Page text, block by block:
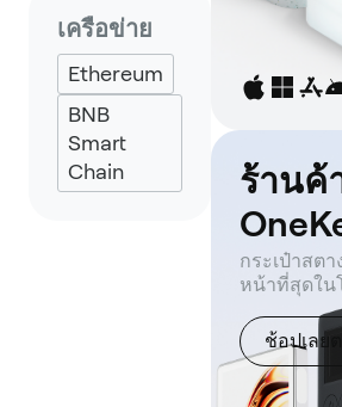
Keplr
Eternl
UniSat
เครือข่าย
Ethereum
BNB
Smart
Chain
ร้านค้
กระเป๋าสต
หน้าที่สุดใน
ช้อปเลยต